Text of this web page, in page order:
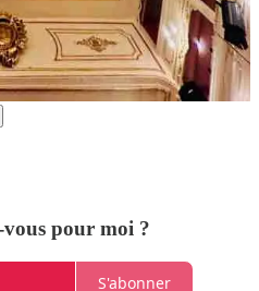
pour moi ?
S'abonner